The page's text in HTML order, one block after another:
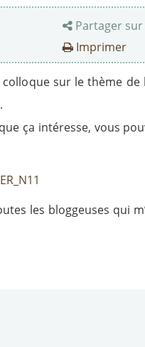
Partager sur
Imprimer
sur le thème de
ça intéresse, vous
les bloggeuses qui